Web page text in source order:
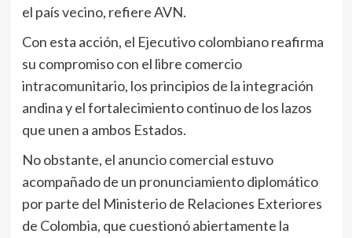
el país vecino, refiere AVN.
Con esta acción, el Ejecutivo colombiano reafirma
su compromiso con el libre comercio
intracomunitario, los principios de la integración
andina y el fortalecimiento continuo de los lazos
que unen a ambos Estados.
No obstante, el anuncio comercial estuvo
acompañado de un pronunciamiento diplomático
por parte del Ministerio de Relaciones Exteriores
de Colombia, que cuestionó abiertamente la